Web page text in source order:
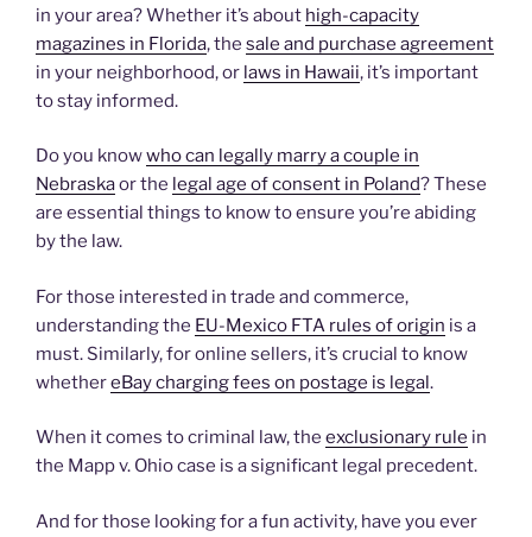
in your area? Whether it’s about high-capacity
magazines in Florida, the sale and purchase agreement
in your neighborhood, or laws in Hawaii, it’s important
to stay informed.
Do you knowwho can legally marry a couple in
Nebraskaor the legal age of consent in Poland? These
are essential things to know to ensure you’re abiding
by the law.
For those interested in trade and commerce,
understanding the EU-Mexico FTA rules of origin is a
must. Similarly, for online sellers, it’s crucial to know
whethereBay charging fees on postage is legal.
When it comes to criminal law, the exclusionary rule in
the Mapp v. Ohio case is a significant legal precedent.
And for those looking for a fun activity, have you ever